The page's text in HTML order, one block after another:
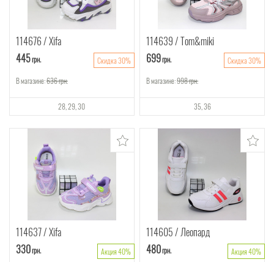
114676 Xifa
445грн.
Скидка 30%
В магазине:636грн.
28 29 30
114639 Tom&miki
699грн.
Скидка 30%
В магазине:998грн.
35 36
114637 Xifa
330грн.
Акция 40%
114605 Леопард
480грн.
Акция 40%